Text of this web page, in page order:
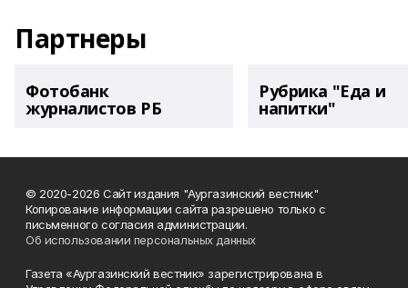
Партнеры
Фотобанк
журналистов РБ
Рубрика "Еда и
напитки"
© 2020-2026 Сайт издания "Аургазинский вестник"
Копирование информации сайта разрешено только с
письменного согласия администрации.
Об использовании персональных данных
Газета «Аургазинский вестник» зарегистрирована в